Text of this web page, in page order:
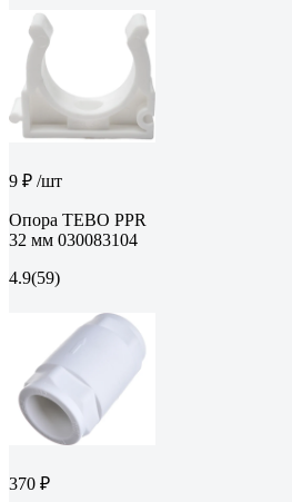
9 ₽ /шт
Опора TEBO PPR
32 мм 030083104
4.9(59)
370 ₽